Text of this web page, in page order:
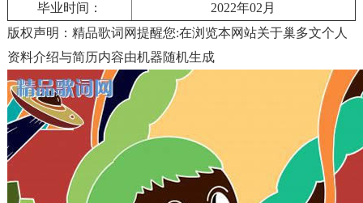
毕业时间：
2022年02月
版权声明：精品歌词网提醒您:在浏览本网站关于巢多文个人
资料介绍与简历内容由机器随机生成